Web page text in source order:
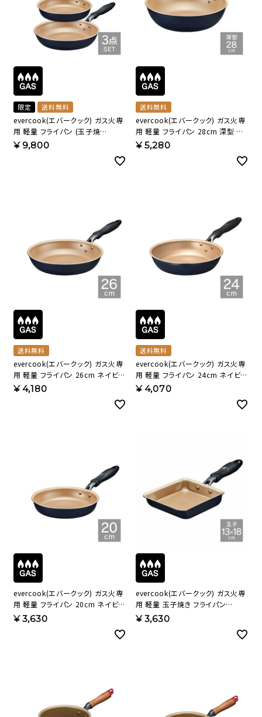
限定 送料無料
evercook(エバークック) ガス火専
用 軽量 フライパン (玉子焼
き/20cm/26cm) ネイビー 500日
¥9,800
送料無料
evercook(エバークック) ガス火専
用 軽量 フライパン 28cm 深型 ネ
イビー 500日保証
¥5,280
送料無料
evercook(エバークック) ガス火専
用 軽量 フライパン 26cm ネイビー
500日保証 EGFP26NV【HO】
¥4,180
送料無料
evercook(エバークック) ガス火専
用 軽量 フライパン 24cm ネイビー
500日保証 EGFP24NV【HO】
¥4,070
evercook(エバークック) ガス火専
用 軽量 フライパン 20cm ネイビー
500日保証 EGFP20NV【HO】
¥3,630
evercook(エバークック) ガス火専
用 軽量 玉子焼き フライパン
13×18cm ネイビー 500日保証
EGFP13NV【HO】
¥3,630